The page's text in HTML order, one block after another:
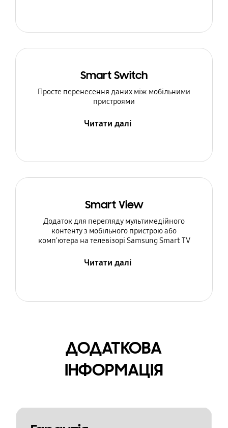
Smart Switch
Просте перенесення даних між мобільними
пристроями
Читати далі
Smart View
Додаток для перегляду мультимедійного
контенту з мобільного пристрою або
комп'ютера на телевізорі Samsung Smart TV
Читати далі
ДОДАТКОВА
ІНФОРМАЦІЯ